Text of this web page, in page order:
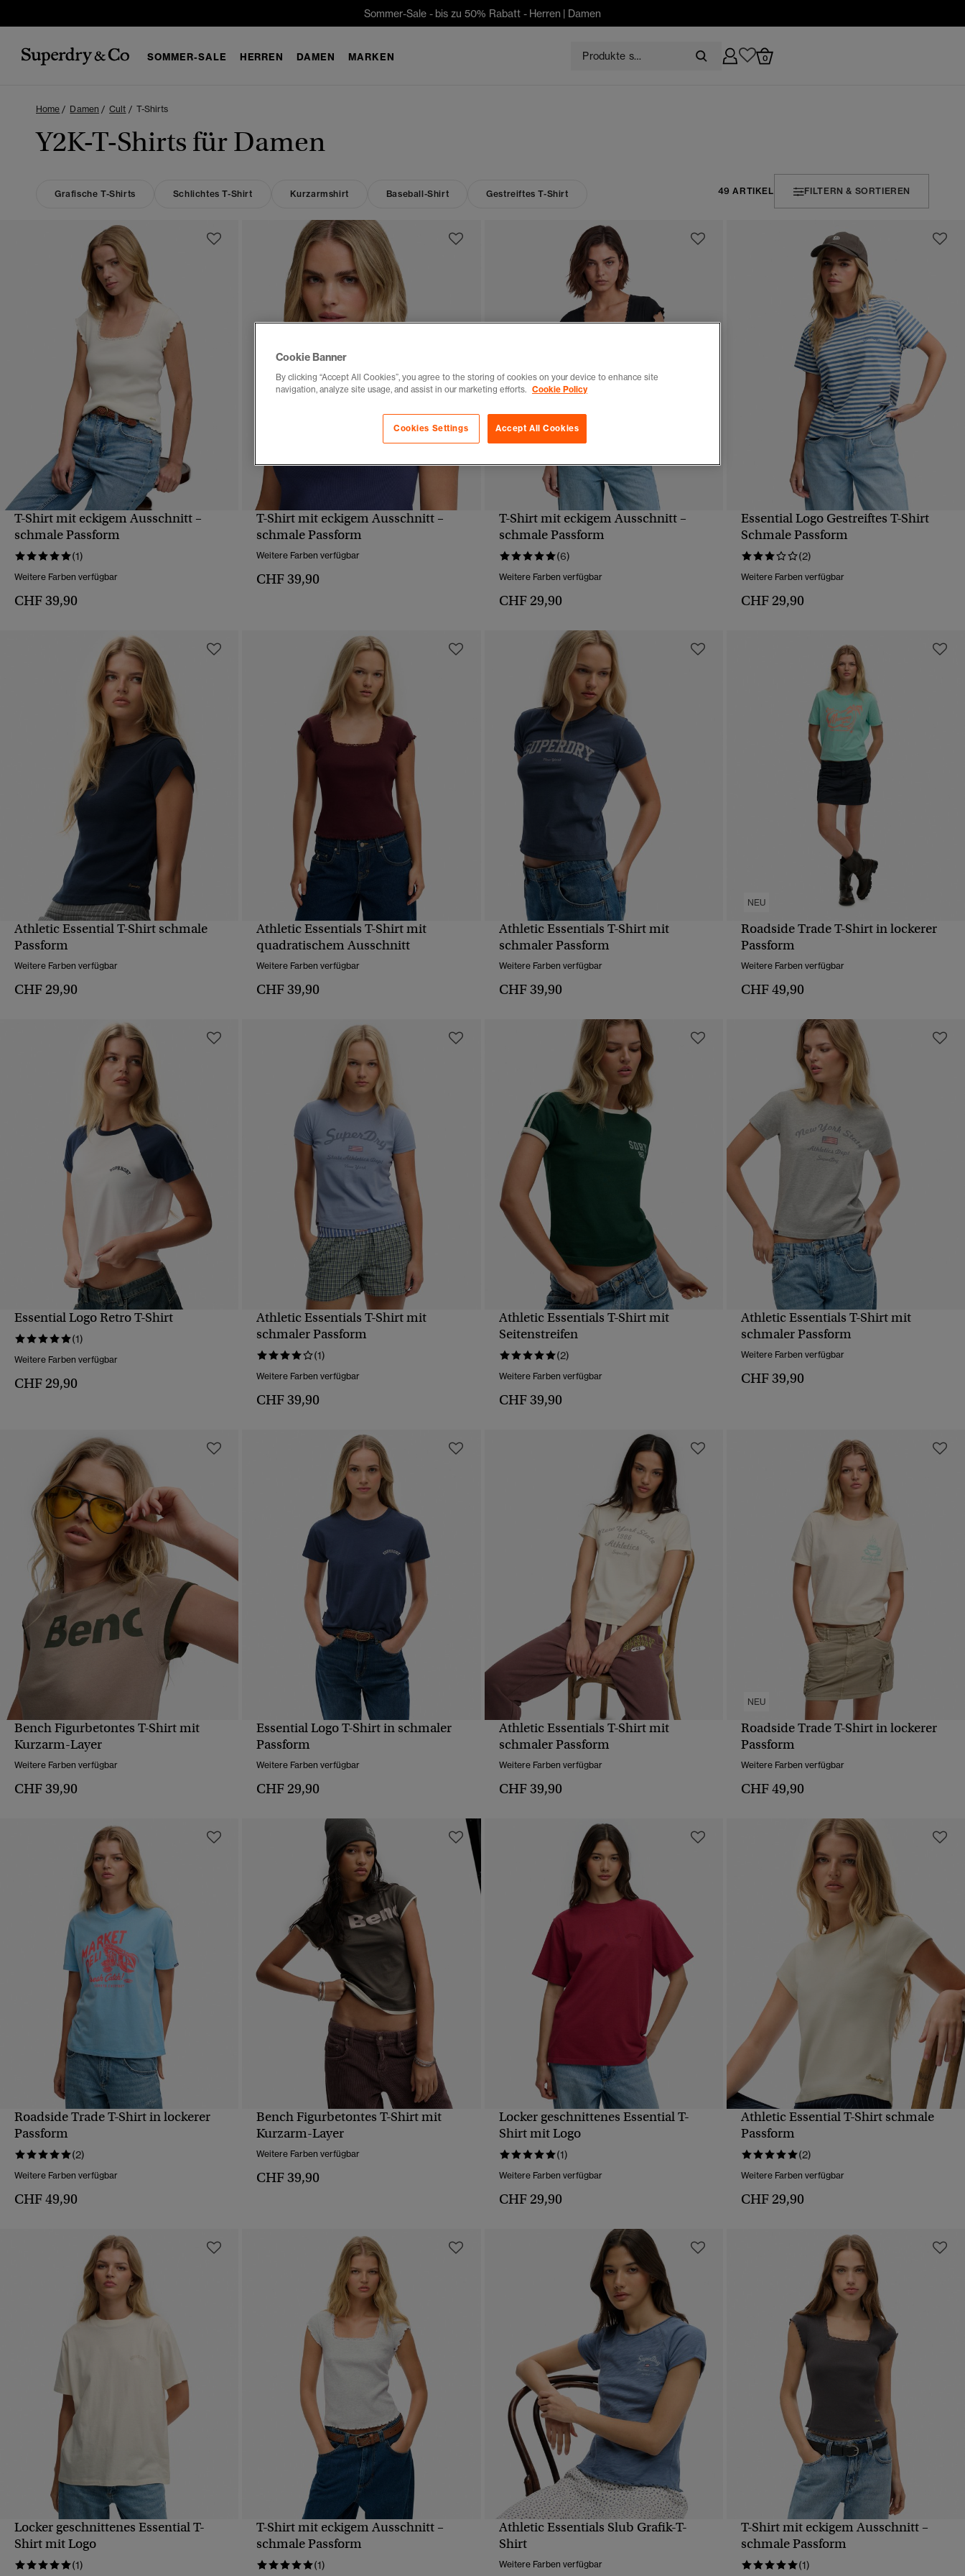
Sommer-Sale - bis zu 50% Rabatt - Herren | Damen
SOMMER-SALE HERREN DAMEN MARKEN 0
Home Damen Cult T-Shirts
Y2K-T-Shirts für Damen
Grafische T-Shirts Schlichtes T-Shirt Kurzarmshirt Baseball-Shirt Gestreiftes T-Shirt 49 ARTIKEL FILTERN & SORTIEREN
SCHNELLANSICHT
T-Shirt mit eckigem Ausschnitt –
schmale Passform
(1)
Weitere Farben verfügbar
CHF 39,90
SCHNELLANSICHT
T-Shirt mit eckigem Ausschnitt –
schmale Passform
Weitere Farben verfügbar
CHF 39,90
SCHNELLANSICHT
T-Shirt mit eckigem Ausschnitt –
schmale Passform
(6)
Weitere Farben verfügbar
CHF 29,90
SCHNELLANSICHT
Essential Logo Gestreiftes T-Shirt
Schmale Passform
(2)
Weitere Farben verfügbar
CHF 29,90
Athletic Essential T-Shirt schmale
Passform
Weitere Farben verfügbar
CHF 29,90
SCHNELLANSICHT
Athletic Essentials T-Shirt mit
quadratischem Ausschnitt
Weitere Farben verfügbar
CHF 39,90
SCHNELLANSICHT
Athletic Essentials T-Shirt mit
schmaler Passform
Weitere Farben verfügbar
CHF 39,90
NEU
Roadside Trade T-Shirt in lockerer
Passform
Weitere Farben verfügbar
CHF 49,90
SCHNELLANSICHT
Essential Logo Retro T-Shirt
(1)
Weitere Farben verfügbar
CHF 29,90
SCHNELLANSICHT
Athletic Essentials T-Shirt mit
schmaler Passform
(1)
Weitere Farben verfügbar
CHF 39,90
SCHNELLANSICHT
Athletic Essentials T-Shirt mit
Seitenstreifen
(2)
Weitere Farben verfügbar
CHF 39,90
SCHNELLANSICHT
Athletic Essentials T-Shirt mit
schmaler Passform
Weitere Farben verfügbar
CHF 39,90
Bench Figurbetontes T-Shirt mit
Kurzarm-Layer
Weitere Farben verfügbar
CHF 39,90
SCHNELLANSICHT
Essential Logo T-Shirt in schmaler
Passform
Weitere Farben verfügbar
CHF 29,90
SCHNELLANSICHT
Athletic Essentials T-Shirt mit
schmaler Passform
Weitere Farben verfügbar
CHF 39,90
NEU
Roadside Trade T-Shirt in lockerer
Passform
Weitere Farben verfügbar
CHF 49,90
Roadside Trade T-Shirt in lockerer
Passform
(2)
Weitere Farben verfügbar
CHF 49,90
Bench Figurbetontes T-Shirt mit
Kurzarm-Layer
Weitere Farben verfügbar
CHF 39,90
Locker geschnittenes Essential T-
Shirt mit Logo
(1)
Weitere Farben verfügbar
CHF 29,90
Athletic Essential T-Shirt schmale
Passform
(2)
Weitere Farben verfügbar
CHF 29,90
Locker geschnittenes Essential T-
Shirt mit Logo
(1)
SCHNELLANSICHT
T-Shirt mit eckigem Ausschnitt –
schmale Passform
(1)
Athletic Essentials Slub Grafik-T-
Shirt
Weitere Farben verfügbar
SCHNELLANSICHT
T-Shirt mit eckigem Ausschnitt –
schmale Passform
(1)
Cookie Banner
By clicking “Accept All Cookies”, you agree to the storing of cookies on your device to enhance site
navigation, analyze site usage, and assist in our marketing efforts. Cookie Policy
Accept All Cookies
Cookies Settings